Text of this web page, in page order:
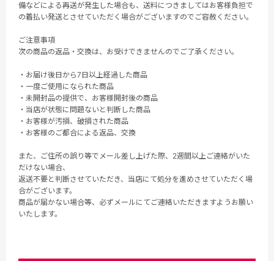
備などによる再送が発生した場合も、送料につきましてはお客様負担で
の着払い発送とさせていただく場合がございますのでご容赦ください。
ご注意事項
次の商品の返品・交換は、お受けできませんのでご了承ください。
・お届け後日から7日以上経過した商品
・一度ご使用になられた商品
・未開封品の提供で、お客様開封後の商品
・当店が状態に問題ないと判断した商品
・お客様が汚損、破損された商品
・お客様のご都合による返品、交換
また、ご住所の誤り等でメール差し上げた際、2週間以上ご連絡がいた
だけない場合、
返送不要と判断させていただき、当店にて処分を進めさせていただく場
合がございます。
商品が届かない場合等、必ずメールにてご連絡いただきますようお願い
いたします。